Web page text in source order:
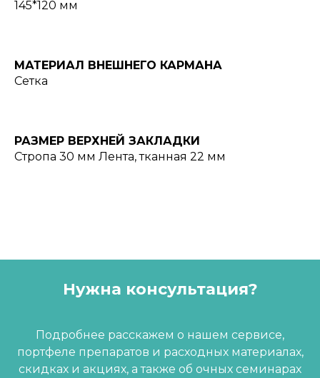
145*120 мм
МАТЕРИАЛ ВНЕШНЕГО КАРМАНА
Сетка
РАЗМЕР ВЕРХНЕЙ ЗАКЛАДКИ
Стропа 30 мм Лента, тканная 22 мм
Нужна консультация?
Подробнее расскажем о нашем сервисе,
портфеле препаратов и расходных материалах,
скидках и акциях, а также об очных семинарах